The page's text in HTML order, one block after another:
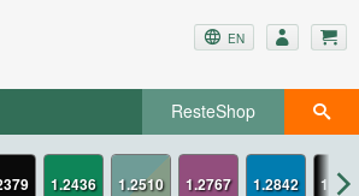
EN
ResteShop
1.2436 1.2767 1.2842